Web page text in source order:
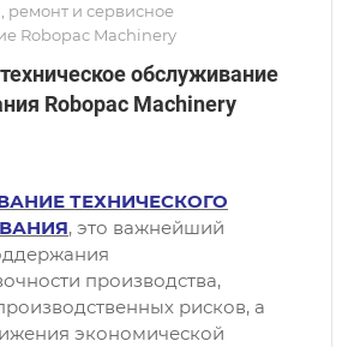
ремонт и сервисное
Robopac Machinery
обслуживание
Robopac Machinery
ТЕХНИЧЕСКОГО
, это важнейший
производства,
рисков, а
экономической